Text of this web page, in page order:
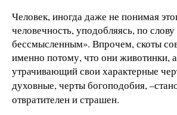
Человек, иногда даже не понимая
человечность, уподобляясь, по
бессмысленным». Впрочем, скоты
именно потому, что они животинки,
утрачивающий свои характерные
духовные, черты богоподобия, –
отвратителен и страшен.